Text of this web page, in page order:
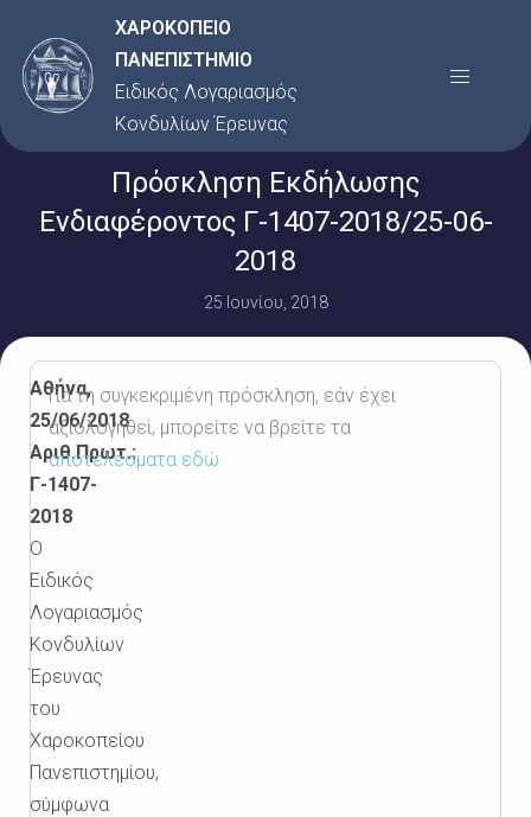
στο
περιεχόμενο
ΧΑΡΟΚΟΠΕΙΟ
ΠΑΝΕΠΙΣΤΗΜΙΟ
Ειδικός Λογαριασμός
Κονδυλίων Έρευνας
Menu
Πρόσκληση Εκδήλωσης
Ενδιαφέροντος Γ-1407-2018/25-06-
2018
25 Ιουνίου, 2018
Αθήνα,
25/06/2018
Αριθ.Πρωτ.:
Γ-1407-
2018
Ο
Ειδικός
Λογαριασμός
Κονδυλίων
Έρευνας
του
Χαροκοπείου
Πανεπιστημίου,
σύμφωνα
Για τη συγκεκριμένη πρόσκληση, εάν έχει
αξιολογηθεί, μπορείτε να βρείτε τα
αποτελέσματα εδώ